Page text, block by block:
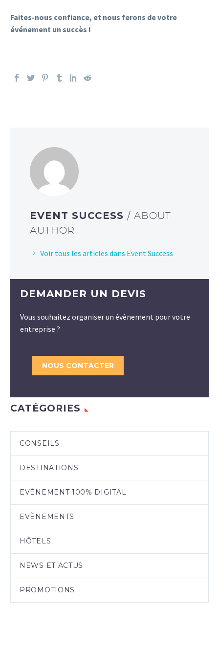
Faites-nous confiance, et nous ferons de votre
événement un succès !
EVENT SUCCESS / ABOUT
AUTHOR
Voir tous les articles dans Event Success
DEMANDER UN DEVIS
Vous souhaitez organiser un évènement pour votre
entreprise ?
NOUS CONTACTER
CATÉGORIES
CONSEILS
DESTINATIONS
EVÈNEMENT 100% DIGITAL
EVÈNEMENTS
HÔTELS
NEWS ET ACTUS
PROMOTIONS